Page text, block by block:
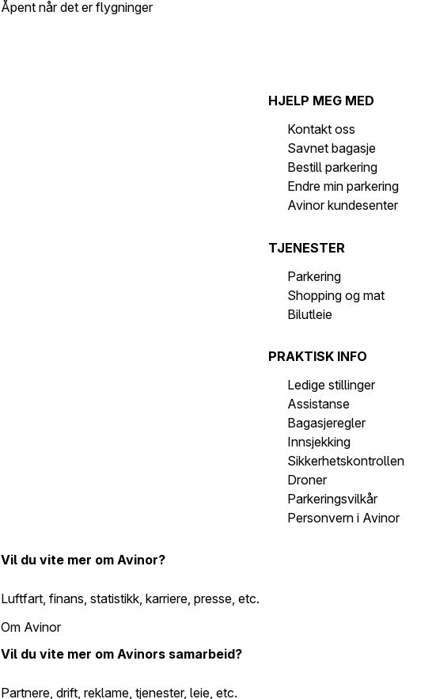
Åpent når det er flygninger
HJELP MEG MED
Kontakt oss
Savnet bagasje
Bestill parkering
Endre min parkering
Avinor kundesenter
TJENESTER
Parkering
Shopping og mat
Bilutleie
PRAKTISK INFO
Ledige stillinger
Assistanse
Bagasjeregler
Innsjekking
Sikkerhetskontrollen
Droner
Parkeringsvilkår
Personvern i Avinor
Vil du vite mer om Avinor?
Luftfart, finans, statistikk, karriere, presse, etc.
Om Avinor
Vil du vite mer om Avinors samarbeid?
Partnere, drift, reklame, tjenester, leie, etc.